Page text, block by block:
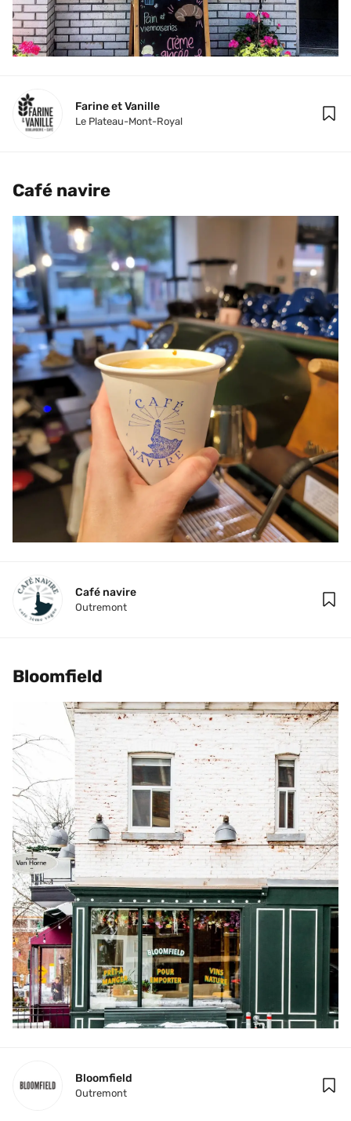
Farine et Vanille
Le Plateau-Mont-Royal
Café navire
Café navire
Outremont
Bloomfield
Bloomfield
Outremont